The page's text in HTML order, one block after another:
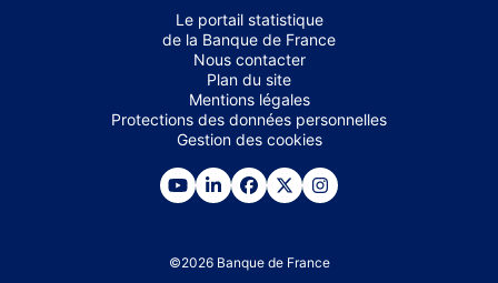
Le portail statistique
de la Banque de France
Nous contacter
Plan du site
Mentions légales
Protections des données personnelles
Gestion des cookies
©2026 Banque de France